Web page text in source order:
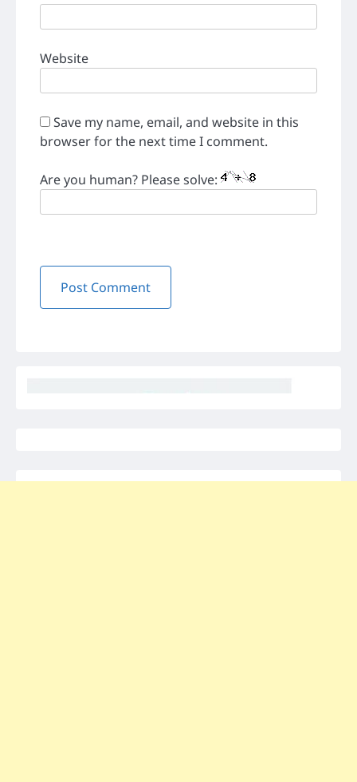
Website
Save my name, email, and website in this
browser for the next time I comment.
Are you human? Please solve: